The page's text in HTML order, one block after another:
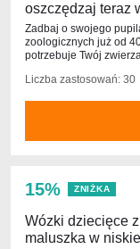
oszczędzaj teraz
Zadbaj o swojego
zoologicznych już od
potrzebuje Twój
Liczba zastosowań: 30
15% ZNIŻKA
Wózki dziecięce
maluszka w